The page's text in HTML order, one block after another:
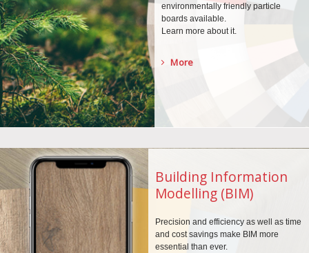
environmentally friendly particle
boards available.
Learn more about it.
More
Building Information
Modelling (BIM)
Precision and efficiency as well as time
and cost savings make BIM more
essential than ever.